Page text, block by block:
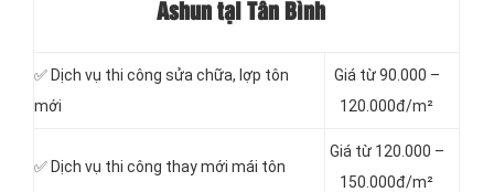
Ashun tại Tân Bình
✅ Dịch vụ thi công sửa chữa, lợp tôn
mới
Giá từ 90.000 –
120.000đ/m²
✅ Dịch vụ thi công thay mới mái tôn
Giá từ 120.000 –
150.000đ/m²